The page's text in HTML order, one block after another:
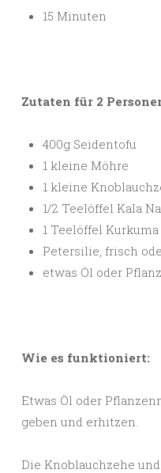
15 Minuten
Zutaten für 2
400g Seidentofu
1 kleine Möhre
1 kleine
1/2 Teelöffel Kala
1 Teelöffel Kurkuma
Petersilie, frisch
etwas Öl oder
Wie es funktioniert:
Etwas Öl oder
geben und erhitzen.
Die Knoblauchzehe